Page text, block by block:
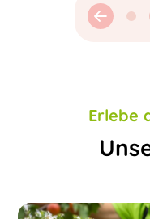
Erlebe